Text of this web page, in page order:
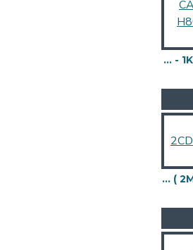
CAMERA EZVIZ-CS - H8C -R100 - 1K3WKFL (3MP - 4MM )
HIKVISION DS-2CD1023G2-LIU ( 2MP - 2.8mm ) IP - OUT